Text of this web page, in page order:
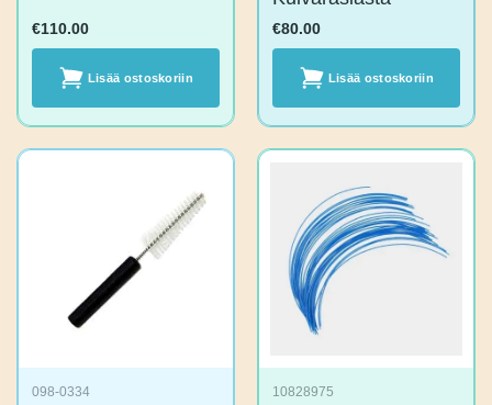
€110.00 €80.00
098-0334 10828975